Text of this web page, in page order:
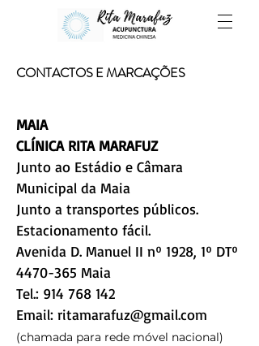
CONTACTOS E MARCAÇÕES
MAIA
CLÍNICA RITA MARAFUZ
Junto ao Estádio e Câmara
Municipal da Maia
Junto a transportes públicos.
Estacionamento fácil.
Avenida D. Manuel II nº 1928, 1º DTº
4470-365 Maia
Tel.: 914 768 142
Email: ritamarafuz@gmail.com
(chamada para rede móvel nacional)